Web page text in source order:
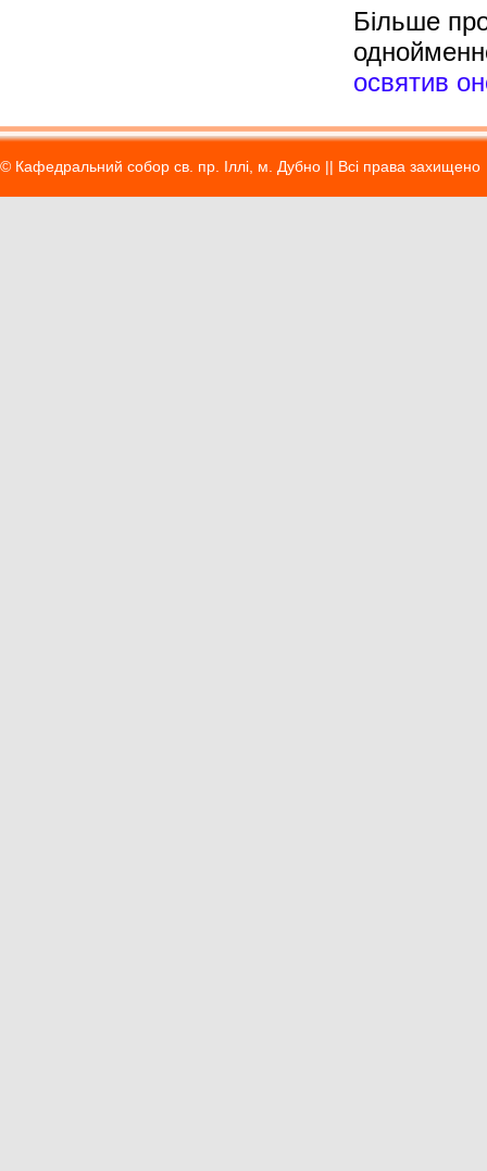
Більше
освятив
© Кафедральний собор св. пр. Іллі, м. Дубно || Вci права захищено